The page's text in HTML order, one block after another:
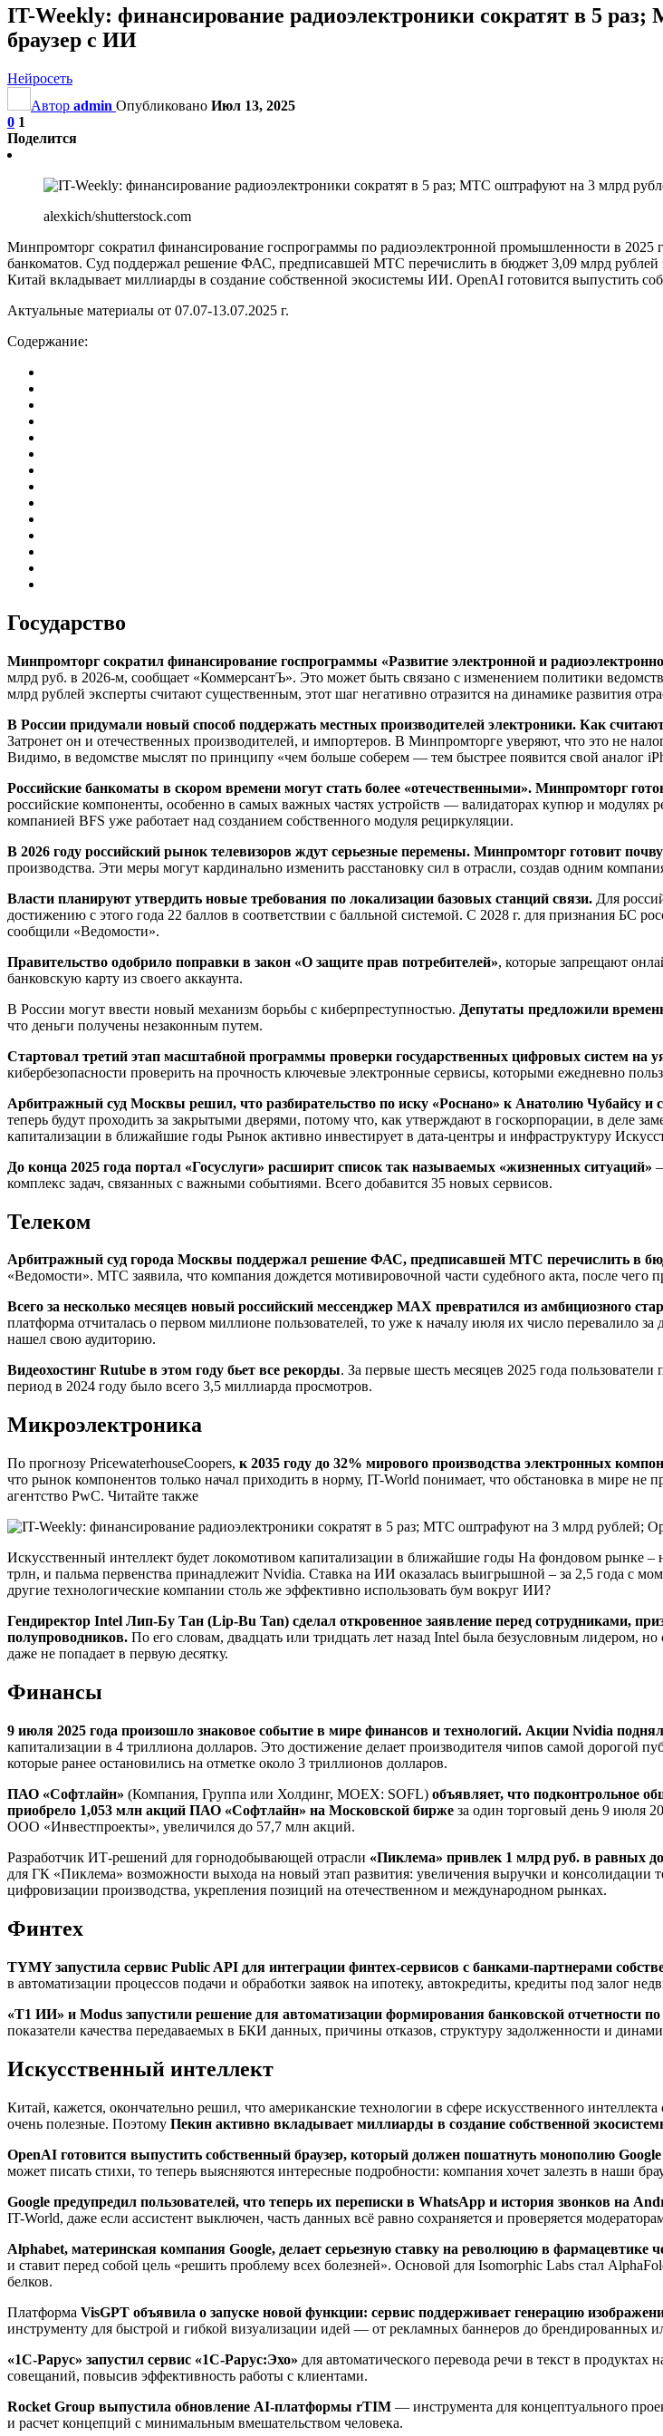
IT-Weekly: финансирование радиоэлектроники сократят в 5
браузер с ИИ
Нейросеть
Автор admin Опубликовано Июл 13, 2025
0 1
Поделится
alexkich/shutterstock.com
Минпромторг сократил финансирование госпрограммы по радиоэлектронной промышленности в 2025
банкоматов. Суд поддержал решение ФАС, предписавшей МТС перечислить в бюджет 3,09 млрд рублей
Китай вкладывает миллиарды в создание собственной экосистемы ИИ. OpenAI готовится выпустить
Актуальные материалы от 07.07-13.07.2025 г.
Содержание:
Государство
Минпромторг сократил финансирование госпрограммы «Развитие электронной и
млрд руб. в 2026-м, сообщает «КоммерсантЪ». Это может быть связано с изменением политики
млрд рублей эксперты считают существенным, этот шаг негативно отразится на динамике развития
В России придумали новый способ поддержать местных производителей электроники. Как
Затронет он и отечественных производителей, и импортеров. В Минпромторге уверяют, что это не
Видимо, в ведомстве мыслят по принципу «чем больше соберем — тем быстрее появится свой аналог
Российские банкоматы в скором времени могут стать более «отечественными». Минпромторг
российские компоненты, особенно в самых важных частях устройств — валидаторах купюр и модулях
компанией BFS уже работает над созданием собственного модуля рециркуляции.
В 2026 году российский рынок телевизоров ждут серьезные перемены. Минпромторг готовит
производства. Эти меры могут кардинально изменить расстановку сил в отрасли, создав одним
Власти планируют утвердить новые требования по локализации базовых станций связи. Для
достижению с этого года 22 баллов в соответствии с балльной системой. С 2028 г. для признания БС
сообщили «Ведомости».
Правительство одобрило поправки в закон «О защите прав потребителей», которые запрещают
банковскую карту из своего аккаунта.
В России могут ввести новый механизм борьбы с киберпреступностью. Депутаты предложили
что деньги получены незаконным путем.
Стартовал третий этап масштабной программы проверки государственных цифровых систем на
кибербезопасности проверить на прочность ключевые электронные сервисы, которыми ежедневно
Арбитражный суд Москвы решил, что разбирательство по иску «Роснано» к Анатолию
теперь будут проходить за закрытыми дверями, потому что, как утверждают в госкорпорации, в деле
капитализации в ближайшие годы Рынок активно инвестирует в дата-центры и инфраструктуру
До конца 2025 года портал «Госуслуги» расширит список так называемых «жизненных ситуаций»
комплекс задач, связанных с важными событиями. Всего добавится 35 новых сервисов.
Телеком
Арбитражный суд города Москвы поддержал решение ФАС, предписавшей МТС перечислить в
«Ведомости». МТС заявила, что компания дождется мотивировочной части судебного акта, после чего
Всего за несколько месяцев новый российский мессенджер MAX превратился из амбициозного
платформа отчиталась о первом миллионе пользователей, то уже к началу июля их число перевалило
нашел свою аудиторию.
Видеохостинг Rutube в этом году бьет все рекорды. За первые шесть месяцев 2025 года
период в 2024 году было всего 3,5 миллиарда просмотров.
Микроэлектроника
По прогнозу PricewaterhouseCoopers, к 2035 году до 32% мирового производства электронных
что рынок компонентов только начал приходить в норму, IT-World понимает, что обстановка в мире не
агентство PwC. Читайте также
Искусственный интеллект будет локомотивом капитализации в ближайшие годы На фондовом рынке
трлн, и пальма первенства принадлежит Nvidia. Ставка на ИИ оказалась выигрышной – за 2,5 года с
другие технологические компании столь же эффективно использовать бум вокруг ИИ?
Гендиректор Intel Лип-Бу Тан (Lip-Bu Tan) сделал откровенное заявление перед сотрудниками,
полупроводников. По его словам, двадцать или тридцать лет назад Intel была безусловным лидером,
даже не попадает в первую десятку.
Финансы
9 июля 2025 года произошло знаковое событие в мире финансов и технологий. Акции Nvidia
капитализации в 4 триллиона долларов. Это достижение делает производителя чипов самой дорогой
которые ранее остановились на отметке около 3 триллионов долларов.
ПАО «Софтлайн» (Компания, Группа или Холдинг, MOEX: SOFL) объявляет, что
приобрело 1,053 млн акций ПАО «Софтлайн» на Московской бирже за один торговый день 9 июля
ООО «Инвестпроекты», увеличился до 57,7 млн акций.
Разработчик ИТ-решений для горнодобывающей отрасли «Пиклема» привлек 1 млрд руб. в равных
для ГК «Пиклема» возможности выхода на новый этап развития: увеличения выручки и консолидации
цифровизации производства, укрепления позиций на отечественном и международном рынках.
Финтех
TYMY запустила сервис Public API для интеграции финтех-сервисов с банками-партнерами
в автоматизации процессов подачи и обработки заявок на ипотеку, автокредиты, кредиты под залог
«Т1 ИИ» и Modus запустили решение для автоматизации формирования банковской отчетности
показатели качества передаваемых в БКИ данных, причины отказов, структуру задолженности и
Искусственный интеллект
Китай, кажется, окончательно решил, что американские технологии в сфере искусственного
очень полезные. Поэтому Пекин активно вкладывает миллиарды в создание собственной
OpenAI готовится выпустить собственный браузер, который должен пошатнуть монополию
может писать стихи, то теперь выясняются интересные подробности: компания хочет залезть в наши
Google предупредил пользователей, что теперь их переписки в WhatsApp и история звонков на
IT-World, даже если ассистент выключен, часть данных всё равно сохраняется и проверяется
Alphabet, материнская компания Google, делает серьезную ставку на революцию в фармацевтике
и ставит перед собой цель «решить проблему всех болезней». Основой для Isomorphic Labs стал
белков.
Платформа VisGPT объявила о запуске новой функции: сервис поддерживает генерацию
инструменту для быстрой и гибкой визуализации идей — от рекламных баннеров до брендированных
«1С-Рарус» запустил сервис «1С-Рарус:Эхо» для автоматического перевода речи в текст в
совещаний, повысив эффективность работы с клиентами.
Rocket Group выпустила обновление AI-платформы rTIM — инструмента для концептуального
и расчет концепций с минимальным вмешательством человека.